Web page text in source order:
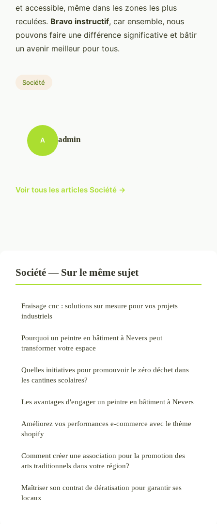
et accessible, même dans les zones les plus
reculées. Bravo instructif, car ensemble, nous
pouvons faire une différence significative et bâtir
un avenir meilleur pour tous.
Société
A admin
Voir tous les articles Société →
Société — Sur le même sujet
Fraisage cnc : solutions sur mesure pour vos projets
industriels
Pourquoi un peintre en bâtiment à Nevers peut
transformer votre espace
Quelles initiatives pour promouvoir le zéro déchet dans
les cantines scolaires?
Les avantages d'engager un peintre en bâtiment à Nevers
Améliorez vos performances e-commerce avec le thème
shopify
Comment créer une association pour la promotion des
arts traditionnels dans votre région?
Maîtriser son contrat de dératisation pour garantir ses
locaux